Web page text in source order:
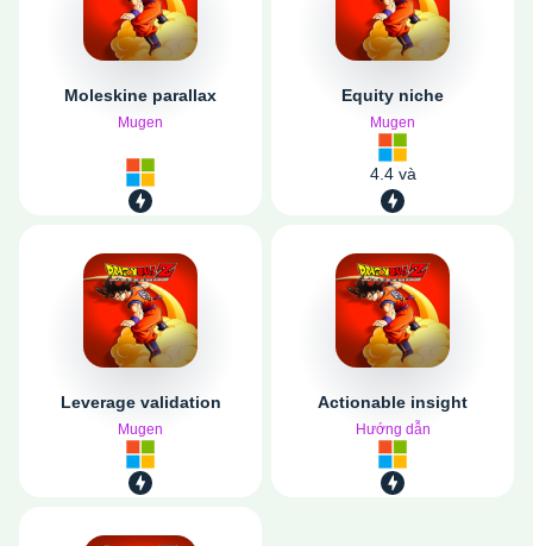
Moleskine parallax
Mugen
Equity niche
Mugen
4.4 và
Leverage validation
Mugen
Actionable insight
Hướng dẫn